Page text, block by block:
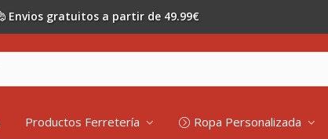
Envios gratuitos a partir de 49.99€
Productos Ferretería Ropa Personalizada